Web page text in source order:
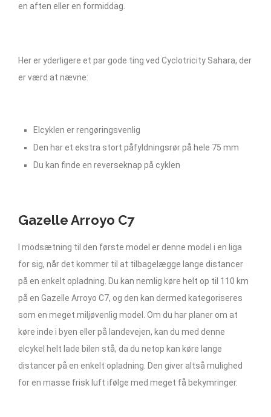
en aften eller en formiddag.
Her er yderligere et par gode ting ved Cyclotricity Sahara, der
er værd at nævne:
Elcyklen er rengøringsvenlig
Den har et ekstra stort påfyldningsrør på hele 75 mm
Du kan finde en reverseknap på cyklen
Gazelle Arroyo C7
I modsætning til den første model er denne model i en liga
for sig, når det kommer til at tilbagelægge lange distancer
på en enkelt opladning. Du kan nemlig køre helt op til 110 km
på en Gazelle Arroyo C7, og den kan dermed kategoriseres
som en meget miljøvenlig model. Om du har planer om at
køre inde i byen eller på landevejen, kan du med denne
elcykel helt lade bilen stå, da du netop kan køre lange
distancer på en enkelt opladning. Den giver altså mulighed
for en masse frisk luft ifølge med meget få bekymringer.